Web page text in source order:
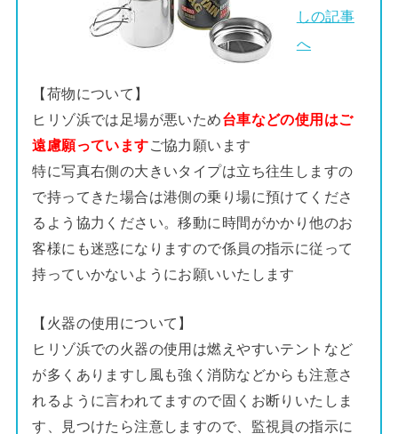
しの記事
へ
【荷物について】
ヒリゾ浜では足場が悪いため台車などの使用はご
遠慮願っていますご協力願います
特に写真右側の大きいタイプは立ち往生しますの
で持ってきた場合は港側の乗り場に預けてくださ
るよう協力ください。移動に時間がかかり他のお
客様にも迷惑になりますので係員の指示に従って
持っていかないようにお願いいたします
【火器の使用について】
ヒリゾ浜での火器の使用は燃えやすいテントなど
が多くありますし風も強く消防などからも注意さ
れるように言われてますので固くお断りいたしま
す、見つけたら注意しますので、監視員の指示に